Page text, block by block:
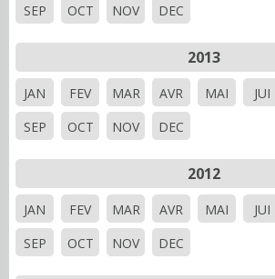
SEP
OCT NOV DEC
2013
JAN FEV MAR AVR MAI JUI
SEP
OCT NOV DEC
2012
JAN FEV MAR AVR MAI JUI
SEP
OCT NOV DEC